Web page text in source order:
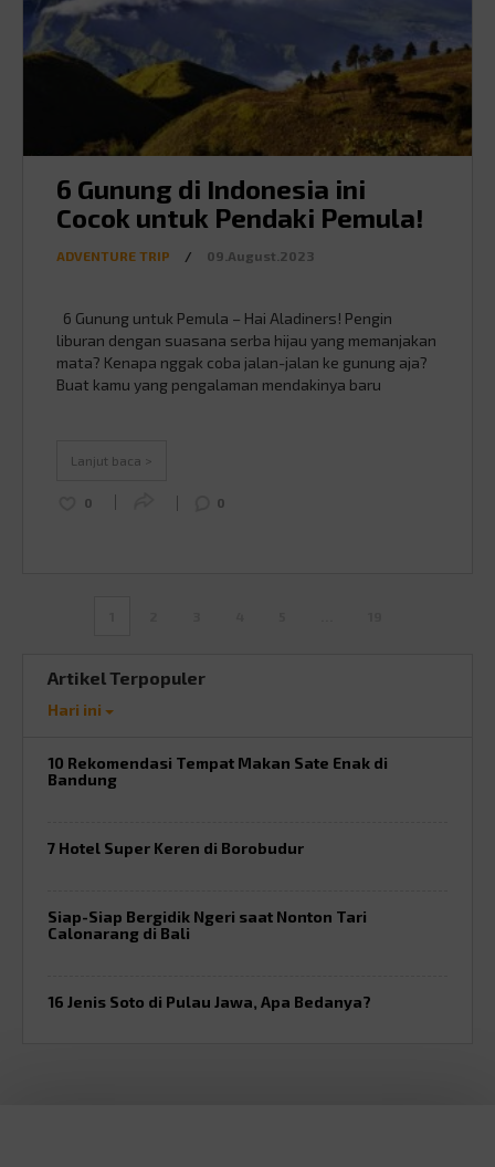
6 Gunung di Indonesia ini
Cocok untuk Pendaki Pemula!
ADVENTURE TRIP / 09.August.2023
6 Gunung untuk Pemula – Hai Aladiners! Pengin
liburan dengan suasana serba hijau yang memanjakan
mata? Kenapa nggak coba jalan-jalan ke gunung aja?
Buat kamu yang pengalaman mendakinya baru
Continued
Lanjut baca >
0 0
Artikel Terpopuler
Hari ini
10 Rekomendasi Tempat Makan Sate Enak di
Bandung
7 Hotel Super Keren di Borobudur
Siap-Siap Bergidik Ngeri saat Nonton Tari
Calonarang di Bali
16 Jenis Soto di Pulau Jawa, Apa Bedanya?